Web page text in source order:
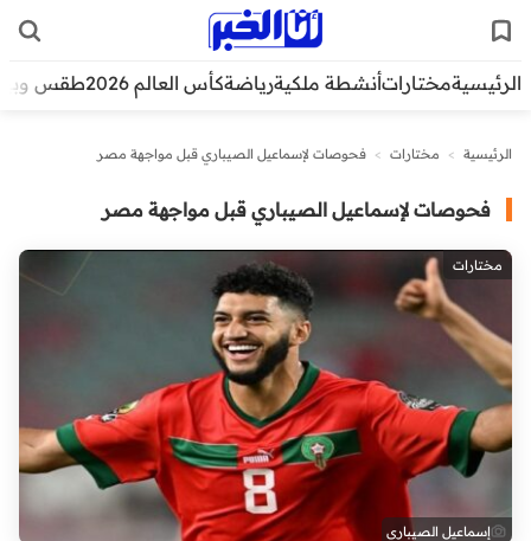
الرئيسيةمختاراتأنشطة ملكيةرياضةكأس العالم 2026 طقس
الرئيسية > مختارات > فحوصات لإسماعيل الصيباري قبل مواجهة مصر
فحوصات لإسماعيل الصيباري قبل مواجهة مصر
مختارات
إسماعيل الصيباري